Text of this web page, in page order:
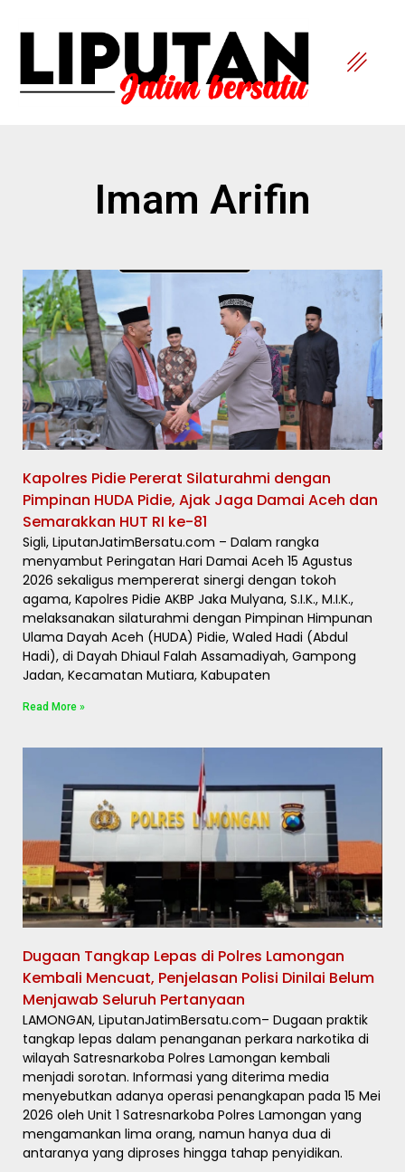
Imam Arifin
Kapolres Pidie Pererat Silaturahmi dengan
Pimpinan HUDA Pidie, Ajak Jaga Damai Aceh dan
Semarakkan HUT RI ke-81
Sigli, LiputanJatimBersatu.com – Dalam rangka
menyambut Peringatan Hari Damai Aceh 15 Agustus
2026 sekaligus mempererat sinergi dengan tokoh
agama, Kapolres Pidie AKBP Jaka Mulyana, S.I.K., M.I.K.,
melaksanakan silaturahmi dengan Pimpinan Himpunan
Ulama Dayah Aceh (HUDA) Pidie, Waled Hadi (Abdul
Hadi), di Dayah Dhiaul Falah Assamadiyah, Gampong
Jadan, Kecamatan Mutiara, Kabupaten
Read More »
Dugaan Tangkap Lepas di Polres Lamongan
Kembali Mencuat, Penjelasan Polisi Dinilai Belum
Menjawab Seluruh Pertanyaan
LAMONGAN, LiputanJatimBersatu.com– Dugaan praktik
tangkap lepas dalam penanganan perkara narkotika di
wilayah Satresnarkoba Polres Lamongan kembali
menjadi sorotan. Informasi yang diterima media
menyebutkan adanya operasi penangkapan pada 15 Mei
2026 oleh Unit 1 Satresnarkoba Polres Lamongan yang
mengamankan lima orang, namun hanya dua di
antaranya yang diproses hingga tahap penyidikan.